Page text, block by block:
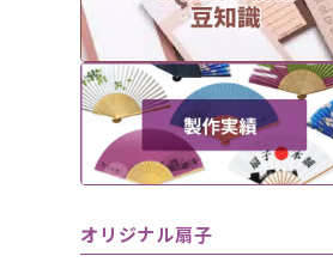
オリジナル扇子